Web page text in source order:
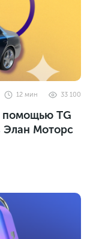
33 100
12 мин
помощью TG
Элан Моторс